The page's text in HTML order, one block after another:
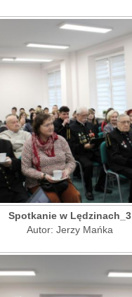
Spotkanie w Lędzinach_3
Autor: Jerzy Mańka